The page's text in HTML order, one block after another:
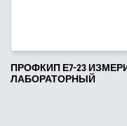
ПРОФКИП Е7-23
ЛАБОРАТОРНЫЙ